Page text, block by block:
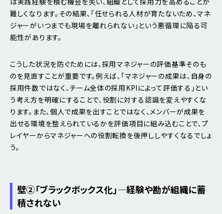
難しくなります。その結果、「任せられる人材が育たないため、マネ
ジャーがいつまでも現場を離れられない」という悪循環に陥る可
能性があります。
こうした状況を防ぐためには、採用マネジャーの評価基準そのも
のを見直すことが重要です。例えば、「マネジャーの成果は、自身の
採用件数ではなく、チーム全体の採用KPIによって評価する」とい
う考え方を明確にすることで、役割に対する認識を変えやすくな
ります。また、個人で成果を出すことではなく、メンバーが成果を
出せる環境を整えられているかを評価項目に組み込むことで、プ
レイヤーからマネジャーへの役割転換を後押ししやすくなるでしょ
う。
壁②「ブラックボックス化」―経験や勘が組織に蓄
積されない